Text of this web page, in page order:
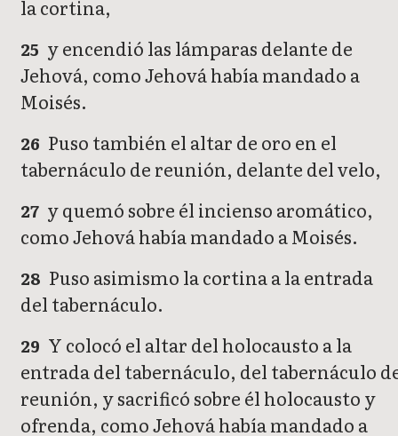
la cortina,
25 y encendió las lámparas delante de
Jehová, como Jehová había mandado a
Moisés.
26 Puso también el altar de oro en el
tabernáculo de reunión, delante del velo,
27 y quemó sobre él incienso aromático,
como Jehová había mandado a Moisés.
28 Puso asimismo la cortina a la entrada
del tabernáculo.
29 Y colocó el altar del holocausto a la
entrada del tabernáculo, del tabernáculo
reunión, y sacrificó sobre él holocausto y
ofrenda, como Jehová había mandado a